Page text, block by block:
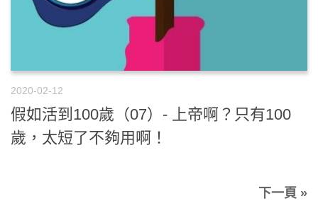
2020-02-12
假如活到100歲（07）- 上帝啊？只有100
歲，太短了不夠用啊！
下一頁 »